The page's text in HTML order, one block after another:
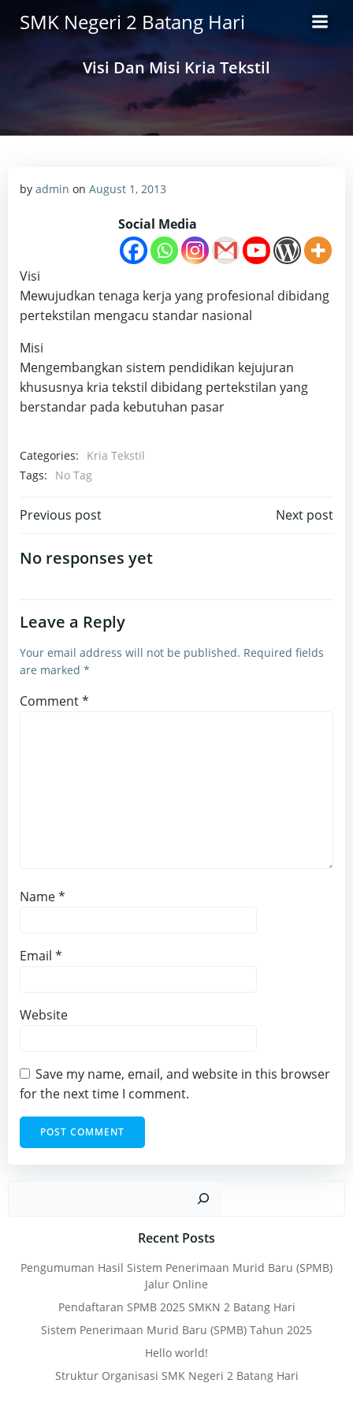
to
SMK Negeri 2 Batang Hari
Visi Dan Misi Kria Tekstil
by admin on August 1, 2013
Social Media
Visi
Mewujudkan tenaga kerja yang profesional dibidang
pertekstilan mengacu standar nasional
Misi
Mengembangkan sistem pendidikan kejujuran
khususnya kria tekstil dibidang pertekstilan yang
berstandar pada kebutuhan pasar
Categories:
Kria Tekstil
Tags:
No Tag
Post
navigation
Previous post Next post
No responses yet
Leave a Reply
Your email address will not be published. Required fields
are marked *
Comment*
Name*
Email *
Website
Save my name, email, and website in this browser
for the next time I comment.
Recent Posts
Pengumuman Hasil Sistem Penerimaan Murid Baru (SPMB)
Jalur Online
Pendaftaran SPMB 2025 SMKN 2 Batang Hari
Sistem Penerimaan Murid Baru (SPMB) Tahun 2025
Hello world!
Struktur Organisasi SMK Negeri 2 Batang Hari